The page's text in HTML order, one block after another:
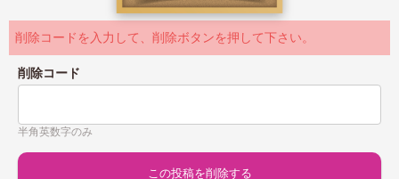
削除コードを入力して、削除ボタンを押して下さい。
削除コード
半角英数字のみ